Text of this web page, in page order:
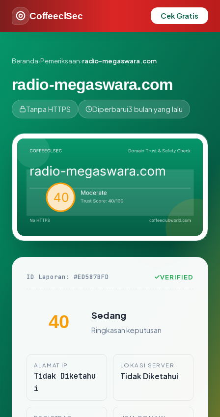
CoffeeclSec Cek Gratis
Beranda›Pemeriksaan›radio-megaswara.com
radio-megaswara.com
Tanpa HTTPS Diperbarui3 bulan yang lalu
ID Laporan: #ED587BFD VERIFIED
40 Sedang
Ringkasan keputusan
ALAMAT IP
Tidak Diketahu
i
LOKASI SERVER
Tidak Diketahui